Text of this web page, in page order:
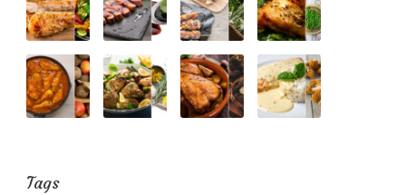
Tags